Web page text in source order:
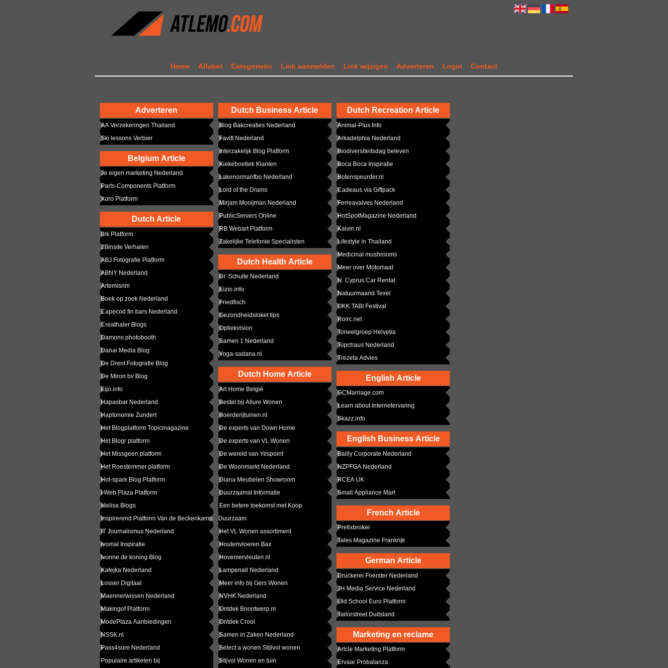
Home Alfabet Categorieën Link aanmelden Link wijzigen Adverteren Login Contact
Adverteren
AA Verzekeringen Thailand
Ski lessons Verbier
Belgium Article
Je eigen marketing Nederland
Parts-Components Platform
Xoro Platform
Dutch Article
0rk Platform
2Binsite Verhalen
ABJ Fotografie Platform
ABNY Nederland
Artemisnm
Boek op zoek Nederland
Capecod fin bars Nederland
Creathaler Blogs
Damons photobooth
Danai Media Blog
De Drent Fotografie Blog
De Miron bv Blog
Eijo.info
Hapasbar Nederland
Haptonomie Zundert
Het Blogplatform Topicmagazine
Het Blogr platform
Het Missgeen platform
Het Roestemmer platform
Hot-spark Blog Platform
I Web Plaza Platform
Idelisa Blogs
Inspirerend Platform Van de Beckenkamp
IT Journalismus Nederland
Ivomal Inspiratie
Ivonne de koning Blog
Kafejka Nederland
Losser Digitaal
Maennerwissen Nederland
Makingof Platform
ModePlaza Aanbiedingen
NSSK.nl
Pass4sure Nederland
Populaire artikelen bij
Dutch Business Article
Blog Bakcreaties Nederland
Favitt Nederland
Interzakelijk Blog Platform
Kiekeboetiek Klanten
Lakenormanfbo Nederland
Lord of the Drams
Mirjam Mooijman Nederland
PublicServers Online
RB Webart Platform
Zakelijke Telefonie Specialisten
Dutch Health Article
Dr. Schulte Nederland
Eizio.info
Friedfisch
Gezondheidsloket tips
Optiekvision
Samen 1 Nederland
Yoga-sadana.nl
Dutch Home Article
Art Home België
Bestel bij Allure Wonen
Boerderijtuinen.nl
De experts van Down Home
De experts van VL Wonen
De wereld van Yespoint
De Woonmarkt Nederland
Diana Meubelen Showroom
Duurzaamst Informatie
Een betere toekomst met Koop
Duurzaam
Het VL Wonen assortiment
Houtenvloeren Bax
Hoveniervleuten.nl
Lampenall Nederland
Meer info bij Gers Wonen
NVHK Nederland
Ontdek Bnontwerp.nl
Ontdek Crool
Samen in Zaken Nederland
Select a wonen Stijlvol wonen
Stijvol Wonen en tuin
Dutch Recreation Article
Animal-Plus Info
Arkadelphia Nederland
Biodiversiteitsdag beleven
Boca Boca Inspiratie
Botenspeurder.nl
Cadeaus via Giftpack
Ferreavalves Nederland
HotSpotMagazine Nederland
Kaivin.nl
Lifestyle in Thailand
Medicinal mushrooms
Meer over Motomaat
N. Cyprus Car Rental
Natuurmaand Texel
OKK TABI Festival
Roirc.net
Toneelgroep Helvetia
Topchaus Nederland
Trezeta Advies
English Article
GCMarriage.com
Learn about Internetervaring
Skazz.info
English Business Article
Bailly Corporate Nederland
NZPFGA Nederland
RCEA UK
Small Appliance Mart
French Article
Prefixbroker
Tales Magazine Frankrijk
German Article
Druckerei Foerster Nederland
JH Media Service Nederland
Old School Euro Platform
Tailorstreet Duitsland
Marketing en reclame
Artcle Marketing Platform
Ervaar Probalanza